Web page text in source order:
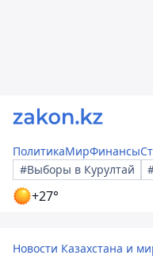
ПолитикаМирФинансы
#Выборы в Курултай
+27°
Новости Казахстана и